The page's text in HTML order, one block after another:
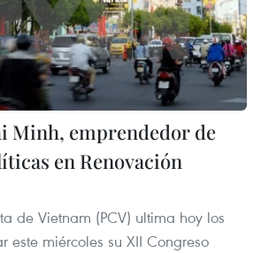
Minh, emprendedor de
en Renovación
de Vietnam (PCV) ultima hoy los
este miércoles su XII Congreso